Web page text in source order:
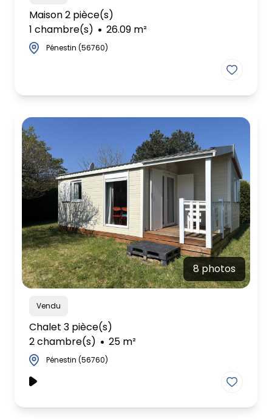
Maison 2 pièce(s)
1 chambre(s)
26.09 m²
Pénestin (56760)
8 photos
Vendu
Chalet 3 pièce(s)
2 chambre(s)
25 m²
Pénestin (56760)